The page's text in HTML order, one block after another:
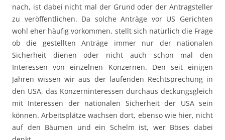
nach, ist dabei nicht mal der Grund oder der Antragsteller
zu veröffentlichen. Da solche Anträge vor US Gerichten
wohl eher häufig vorkommen, stellt sich natürlich die Frage
ob die gestellten Anträge immer nur der nationalen
Sicherheit dienen oder nicht auch schon mal den
Interessen von einzelnen Konzernen. Den seit einigen
Jahren wissen wir aus der laufenden Rechtsprechung in
den USA, das Konzerninteressen durchaus deckungsgleich
mit Interessen der nationalen Sicherheit der USA sein
können. Arbeitsplätze wachsen dort, ebenso wie hier, nicht
auf den Bäumen und ein Schelm ist, wer Böses dabei